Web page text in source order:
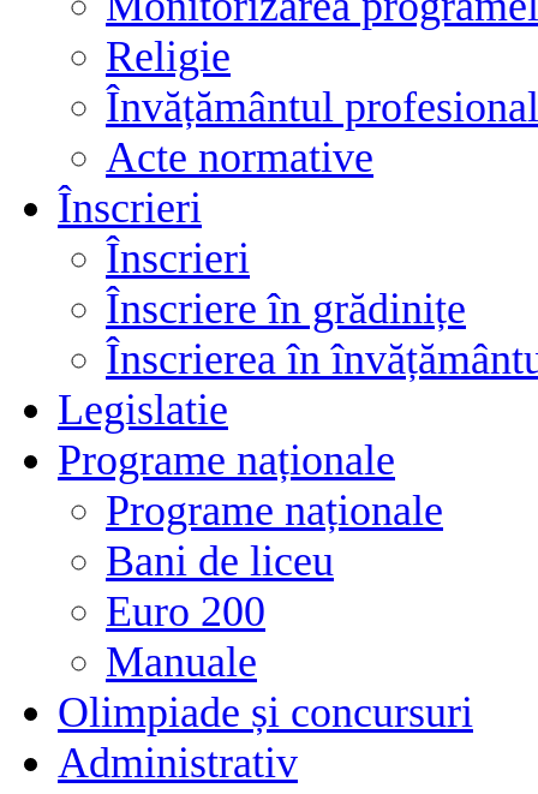
Religie
Învățământul
Acte normative
Înscrieri
Înscrieri
Înscriere în grădinițe
Înscrierea în
Legislatie
Programe naționale
Programe naționale
Bani de liceu
Euro 200
Manuale
Olimpiade și concursuri
Administrativ